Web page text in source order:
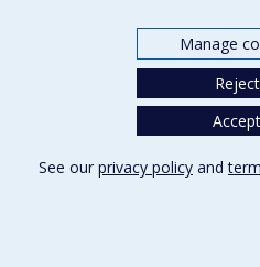
Manage
See our privacy policy and